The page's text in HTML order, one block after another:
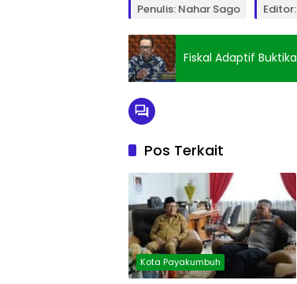
Penulis: Nahar Sago
Fiskal Adaptif
Pos Terkait
Kota Payakumbuh